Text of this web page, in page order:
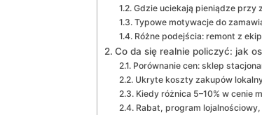
Gdzie uciekają pieniądze przy
Typowe motywacje do
Różne podejścia: remont z
Co da się realnie policzyć: jak
Porównanie cen: sklep
Ukryte koszty zakupów
Kiedy różnica 5–10% w cenie
Rabat, program